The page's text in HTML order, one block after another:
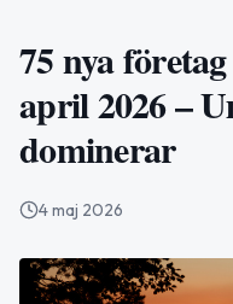
75 nya
april 2026 –
dominerar
4 maj 2026